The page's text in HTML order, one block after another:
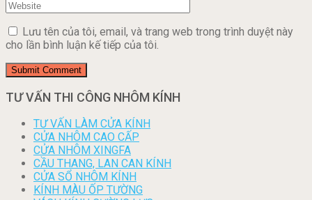
Lưu tên của tôi, email, và trang web trong trình duyệt này
cho lần bình luận kế tiếp của tôi.
TƯ VẤN THI CÔNG NHÔM KÍNH
TƯ VẤN LÀM CỬA KÍNH
CỬA NHÔM CAO CẤP
CỬA NHÔM XINGFA
CẦU THANG, LAN CAN KÍNH
CỬA SỔ NHÔM KÍNH
KÍNH MÀU ỐP TƯỜNG